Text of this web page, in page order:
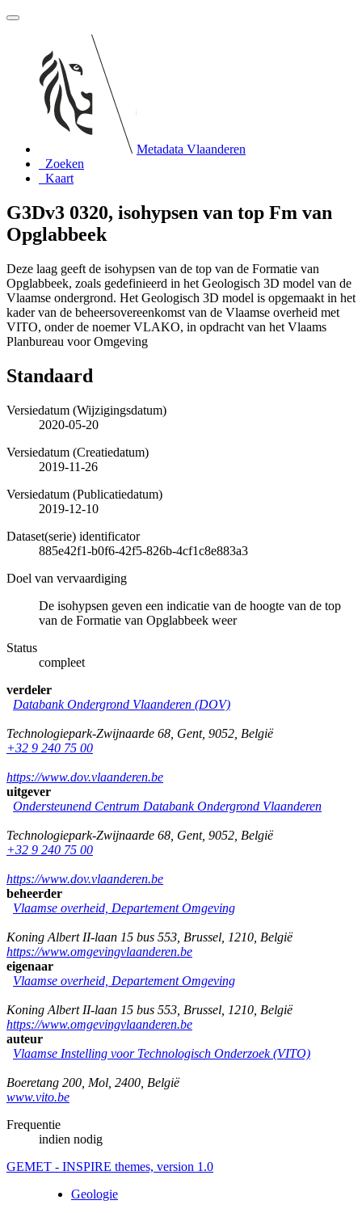
Metadata Vlaanderen
Zoeken
Kaart
G3Dv3 0320, isohypsen van top Fm van
Opglabbeek
Deze laag geeft de isohypsen van de top van de Formatie van
Opglabbeek, zoals gedefinieerd in het Geologisch 3D model van de
Vlaamse ondergrond. Het Geologisch 3D model is opgemaakt in het
kader van de beheersovereenkomst van de Vlaamse overheid met
VITO, onder de noemer VLAKO, in opdracht van het Vlaams
Planbureau voor Omgeving
Standaard
Versiedatum (Wijzigingsdatum)
2020-05-20
Versiedatum (Creatiedatum)
2019-11-26
Versiedatum (Publicatiedatum)
2019-12-10
Dataset(serie) identificator
885e42f1-b0f6-42f5-826b-4cf1c8e883a3
Doel van vervaardiging
De isohypsen geven een indicatie van de hoogte van de top
van de Formatie van Opglabbeek weer
Status
compleet
verdeler
Databank Ondergrond Vlaanderen (DOV)
Technologiepark-Zwijnaarde 68 Gent, 9052 België
+32 9 240 75 00
https://www.dov.vlaanderen.be
uitgever
Ondersteunend Centrum Databank Ondergrond Vlaanderen
Technologiepark-Zwijnaarde 68 Gent, 9052 België
+32 9 240 75 00
https://www.dov.vlaanderen.be
beheerder
Vlaamse overheid, Departement Omgeving
Koning Albert II-laan 15 bus 553 Brussel 1210 België
https://www.omgevingvlaanderen.be
eigenaar
Vlaamse overheid, Departement Omgeving
Koning Albert II-laan 15 bus 553 Brussel 1210 België
https://www.omgevingvlaanderen.be
auteur
Vlaamse Instelling voor Technologisch Onderzoek (VITO)
Boeretang 200 Mol 2400 België
www.vito.be
Frequentie
indien nodig
GEMET - INSPIRE themes, version 1.0
Geologie